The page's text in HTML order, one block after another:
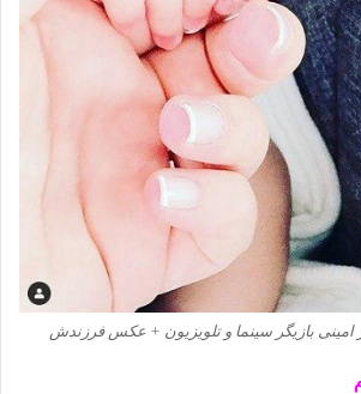
بازیگر سینما و تلویزیون + عکس فرزندش